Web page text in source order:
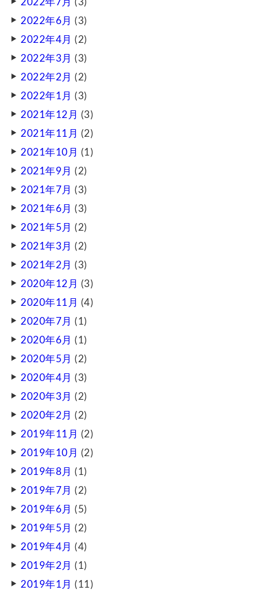
2022年7月 (3)
2022年6月 (3)
2022年4月 (2)
2022年3月 (3)
2022年2月 (2)
2022年1月 (3)
2021年12月 (3)
2021年11月 (2)
2021年10月 (1)
2021年9月 (2)
2021年7月 (3)
2021年6月 (3)
2021年5月 (2)
2021年3月 (2)
2021年2月 (3)
2020年12月 (3)
2020年11月 (4)
2020年7月 (1)
2020年6月 (1)
2020年5月 (2)
2020年4月 (3)
2020年3月 (2)
2020年2月 (2)
2019年11月 (2)
2019年10月 (2)
2019年8月 (1)
2019年7月 (2)
2019年6月 (5)
2019年5月 (2)
2019年4月 (4)
2019年2月 (1)
2019年1月 (11)